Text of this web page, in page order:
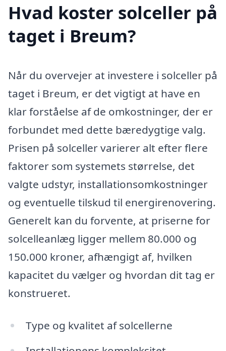
Hvad koster solceller på
taget i Breum?
Når du overvejer at investere i solceller på
taget i Breum, er det vigtigt at have en
klar forståelse af de omkostninger, der er
forbundet med dette bæredygtige valg.
Prisen på solceller varierer alt efter flere
faktorer som systemets størrelse, det
valgte udstyr, installationsomkostninger
og eventuelle tilskud til energirenovering.
Generelt kan du forvente, at priserne for
solcelleanlæg ligger mellem 80.000 og
150.000 kroner, afhængigt af, hvilken
kapacitet du vælger og hvordan dit tag er
konstrueret.
Type og kvalitet af solcellerne